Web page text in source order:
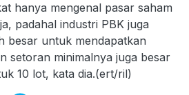
hanya mengenal pasar saham
padahal industri PBK juga
besar untuk mendapatkan
setoran minimalnya juga besar
10 lot, kata dia.(ert/ril)